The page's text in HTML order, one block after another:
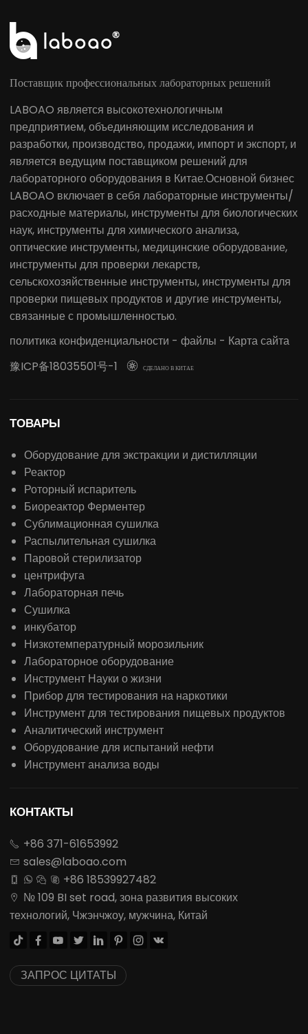
Поставщик профессиональных лабораторных решений
LABOAO является высокотехнологичным
предприятием, объединяющим исследования и
разработки, производство, продажи, импорт и экспорт, и
является ведущим поставщиком решений для
лабораторного оборудования в Китае.Основной бизнес
LABOAO включает в себя лабораторные инструменты/
расходные материалы, инструменты для биологических
наук, инструменты для химического анализа,
оптические инструменты, медицинские оборудование,
инструменты для проверки лекарств,
сельскохозяйственные инструменты, инструменты для
проверки пищевых продуктов и другие инструменты,
связанные с промышленностью.
политика конфиденциальности - файлы - Карта сайта
豫ICP备18035501号-1
 СДЕЛАНО В КИТАЕ
ТОВАРЫ
Оборудование для экстракции и дистилляции
Реактор
Роторный испаритель
Биореактор Ферментер
Сублимационная сушилка
Распылительная сушилка
Паровой стерилизатор
центрифуга
Лабораторная печь
Сушилка
инкубатор
Низкотемпературный морозильник
Лабораторное оборудование
Инструмент Науки о жизни
Прибор для тестирования на наркотики
Инструмент для тестирования пищевых продуктов
Аналитический инструмент
Оборудование для испытаний нефти
Инструмент анализа воды
КОНТАКТЫ
 +86 371-61653992
 sales@laboao.com
    +86 18539927482

№ 109 BI set road, зона развития высоких
технологий, Чжэнчжоу, мужчина, Китай
       
ЗАПРОС ЦИТАТЫ